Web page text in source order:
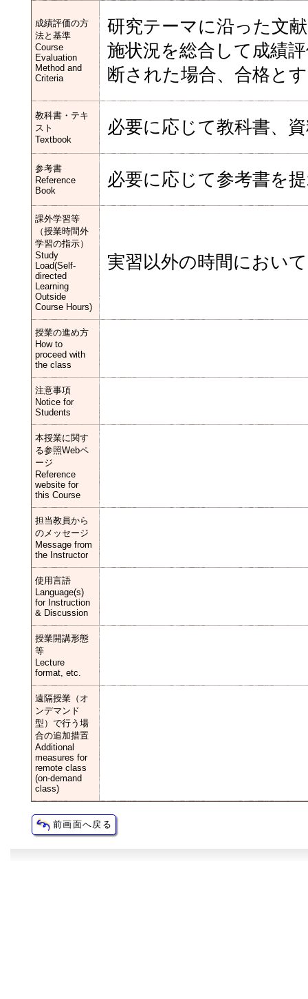
成績評価の方
法と基準
Course
Evaluation
Method and
Criteria
研究テーマに沿った文
施状況を総合して成績
断された場合、合格と
教科書・テキ
スト
Textbook
必要に応じて教科書、
参考書
Reference
Book
必要に応じて参考書を
課外学習等
（授業時間外
学習の指示）
Study
Load(Self-
directed
Learning
Outside
Course Hours)
実習以外の時間におい
授業の進め方
How to
proceed with
the class
注意事項
Notice for
Students
本授業に関す
る参照Webペ
ージ
Reference
website for
this Course
担当教員から
のメッセージ
Message from
the Instructor
使用言語
Language(s)
for Instruction
& Discussion
授業開講形態
等
Lecture
format, etc.
遠隔授業（オ
ンデマンド
型）で行う場
合の追加措置
Additional
measures for
remote class
(on-demand
class)